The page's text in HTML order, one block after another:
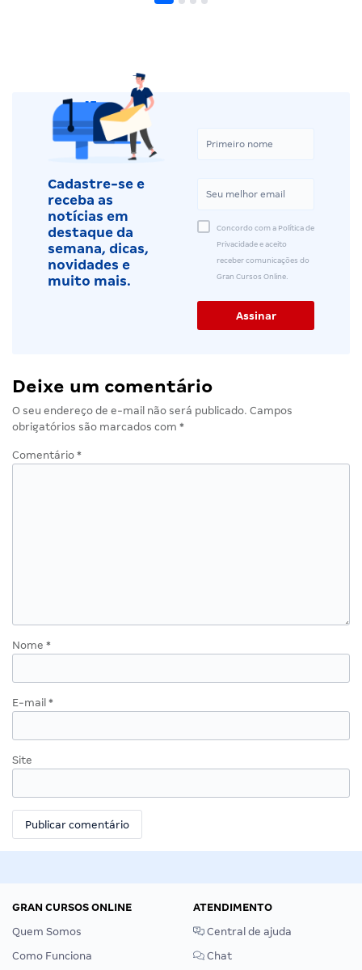
Cadastre-se e
receba as
notícias em
destaque da
semana, dicas,
novidades e
muito mais.
Concordo com a Política de
Privacidade e aceito
receber comunicações do
Gran Cursos Online.
Deixe um comentário
O seu endereço de e-mail não será publicado. Campos
obrigatórios são marcados com *
Comentário *
Nome *
E-mail *
Site
GRAN CURSOS ONLINE
Quem Somos
Como Funciona
ATENDIMENTO
Central de ajuda
Chat